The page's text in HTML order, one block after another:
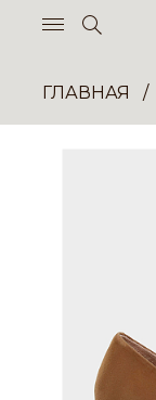
ГЛАВНАЯ